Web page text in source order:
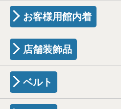
お客様用館内着
店舗装飾品
ベルト